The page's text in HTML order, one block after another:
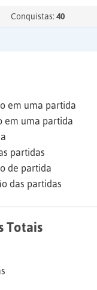
Conquistas: 40
em uma partida
em uma partida
partidas
de partida
das partidas
Totais